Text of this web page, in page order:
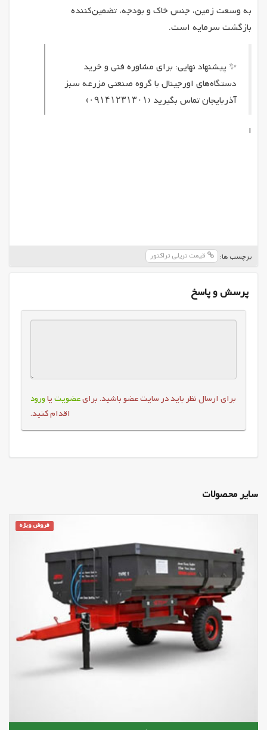
به وسعت زمین، جنس خاک و بودجه، تضمین‌کننده
بازگشت سرمایه است.
✨ پیشنهاد نهایی: برای مشاوره فنی و خرید
دستگاه‌های اورجینال با گروه صنعتی مزرعه سبز
آذربایجان تماس بگیرید (۰۹۱۴۱۲۳۱۳۰۱)
ا
برچسب ها: قیمت تریلی تراکتور
پرسش و پاسخ
برای ارسال نظر باید در سایت عضو باشید. برایعضویتیاورود
اقدام کنید.
سایر محصولات
فروش ویژه